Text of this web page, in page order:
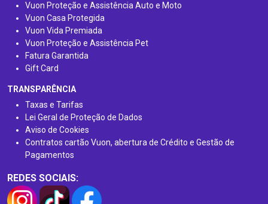
Vuon Proteção e Assistência Auto e Moto
Vuon Casa Protegida
Vuon Vida Premiada
Vuon Proteção e Assistência Pet
Fatura Garantida
Gift Card
TRANSPARÊNCIA
Taxas e Tarifas
Lei Geral de Proteção de Dados
Aviso de Cookies
Contratos cartão Vuon, abertura de Crédito e Gestão de
Pagamentos
REDES SOCIAIS: